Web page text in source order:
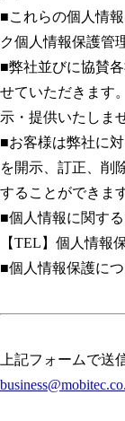
■これらの個人情
ク個人情報保護管
■弊社並びに協賛
せていただきます
示・提供いたしま
■お客様は弊社に
を開示、訂正、削
することができま
■個人情報に関す
【TEL】個人情報
■個人情報保護に
上記フォームで送